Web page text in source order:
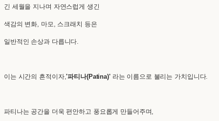
긴 세월을 지나며 자연스럽게 생긴
색감의 변화, 마모, 스크래치 등은
일반적인 손상과 다릅니다.
이는 시간의 흔적이자,'파티나(Patina)'라는 이름으로 불리는 가치입니다.
파티나는 공간을 더욱 편안하고 풍요롭게 만들어주며,